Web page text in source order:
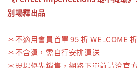
別場釋出品
＊不適用會員首單 95 折 WELCOME
＊不含運，需自行安排運送
＊現場優先銷售，網路下單前請洽官